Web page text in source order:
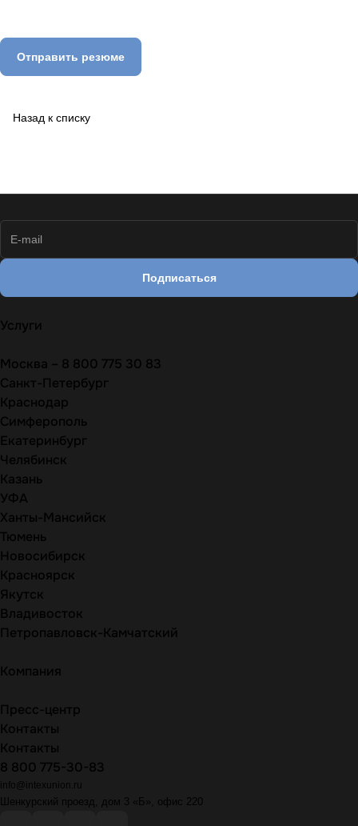
Отправить резюме
Назад к списку
Подписаться
Услуги
Москва – 8 800 775 30 83
Санкт-Петербург
Краснодар
Симферополь
Екатеринбург
Челябинск
Казань
УФА
Ханты-Мансийск
Тюмень
Новосибирск
Красноярск
Якутск
Владивосток
Петропавловск-Камчатский
Компания
Пресс-центр
Контакты
Контакты
8 800 775-30-83
info@intexunion.ru
Шенкурский проезд, дом 3 «Б», офис 220